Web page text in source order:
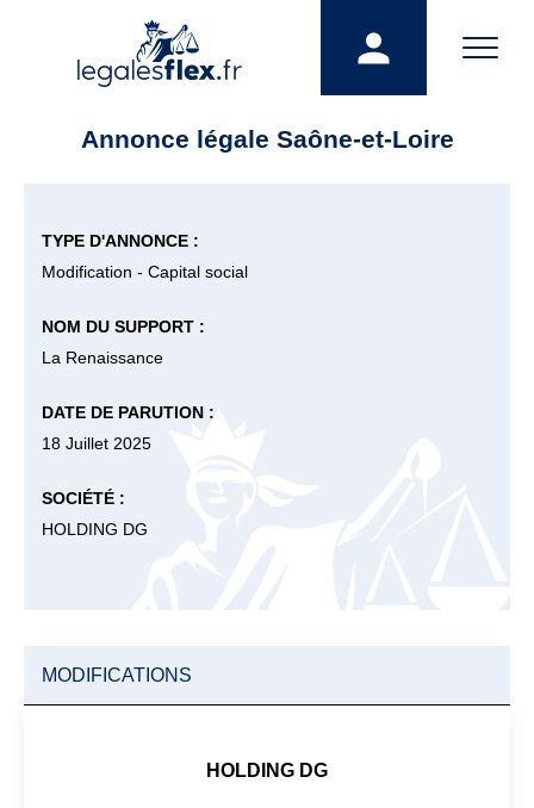
Annonce légale Saône-et-Loire
TYPE D'ANNONCE :
Modification - Capital social
NOM DU SUPPORT :
La Renaissance
DATE DE PARUTION :
18 Juillet 2025
SOCIÉTÉ :
HOLDING DG
MODIFICATIONS
HOLDING DG